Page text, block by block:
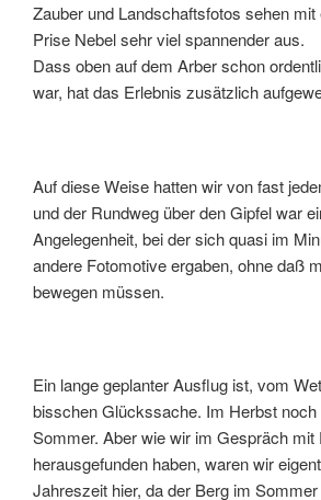
Zauber und Landschaftsfotos sehen mit
Prise Nebel sehr viel spannender aus.
Dass oben auf dem Arber schon
war, hat das Erlebnis zusätzlich
Auf diese Weise hatten wir von fast
und der Rundweg über den Gipfel war
Angelegenheit, bei der sich quasi im
andere Fotomotive ergaben, ohne daß
bewegen müssen.
Ein lange geplanter Ausflug ist, vom
bisschen Glückssache. Im Herbst
Sommer. Aber wie wir im Gespräch mit
herausgefunden haben, waren wir
Jahreszeit hier, da der Berg im